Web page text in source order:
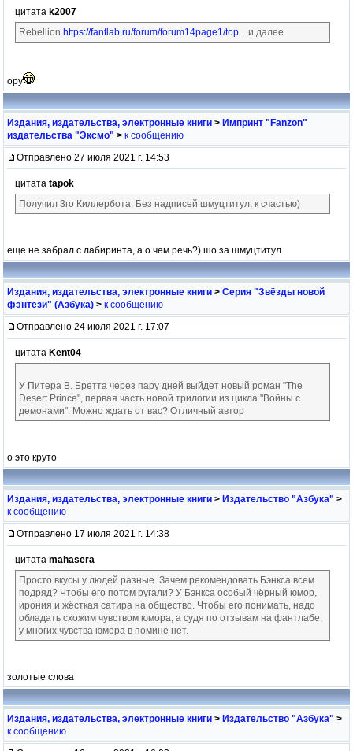
цитата k2007
Rebellion https://fantlab.ru/forum/forum14page1/top... и далее
ору
Издания, издательства, электронные книги > Импринт "Fanzon"
издательства "Эксмо" > к сообщению
Отправлено 27 июля 2021 г. 14:53
цитата tapok
Получил 3го Киллербота. Без надписей шмуцтитул, к счастью)
еще не забрал с лабиринта, а о чем речь?) шо за шмуцтитул
Издания, издательства, электронные книги > Серия "Звёзды новой
фэнтези" (Азбука) > к сообщению
Отправлено 24 июля 2021 г. 17:07
цитата Kent04
У Питера В. Бретта через пару дней выйдет новый роман "The
Desert Prince", первая часть новой трилогии из цикла "Войны с
демонами". Можно ждать от вас? Отличный автор
о это круто
Издания, издательства, электронные книги > Издательство "Азбука" >
к сообщению
Отправлено 17 июля 2021 г. 14:38
цитата mahasera
Просто вкусы у людей разные. Зачем рекомендовать Бэнкса всем
подряд? Чтобы его потом ругали? У Бэнкса особый чёрный юмор,
ирония и жёсткая сатира на общество. Чтобы его понимать, надо
обладать схожим чувством юмора, а судя по отзывам на фантлабе,
у многих чувства юмора в помине нет.
золотые слова
Издания, издательства, электронные книги > Издательство "Азбука" >
к сообщению